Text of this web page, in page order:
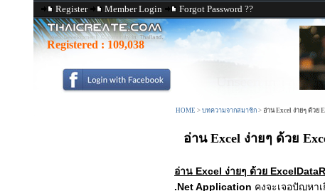
Register Member Login Forgot Password ??
Registered : 109,038
HOME > บทความจากสมาชิก > อ่าน Excel ง่ายๆ ด้วย
อ่าน Excel ง่ายๆ ด้วย
อ่าน Excel ง่ายๆ ด้วย
.Net Application คงจะเจอปัญหา